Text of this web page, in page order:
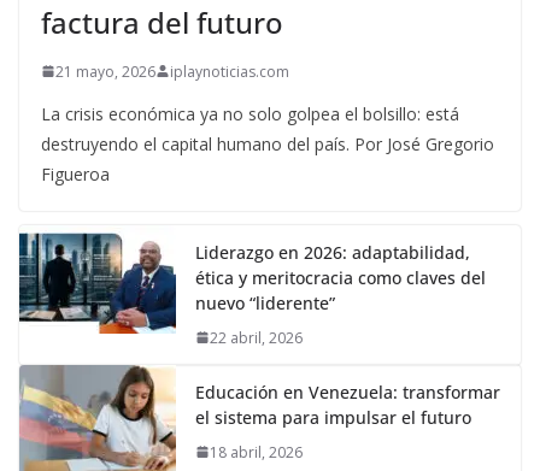
factura del futuro
21 mayo, 2026 iplaynoticias.com
La crisis económica ya no solo golpea el bolsillo: está
destruyendo el capital humano del país. Por José Gregorio
Figueroa
Liderazgo en 2026: adaptabilidad,
ética y meritocracia como claves del
nuevo “liderente”
22 abril, 2026
Educación en Venezuela: transformar
el sistema para impulsar el futuro
18 abril, 2026